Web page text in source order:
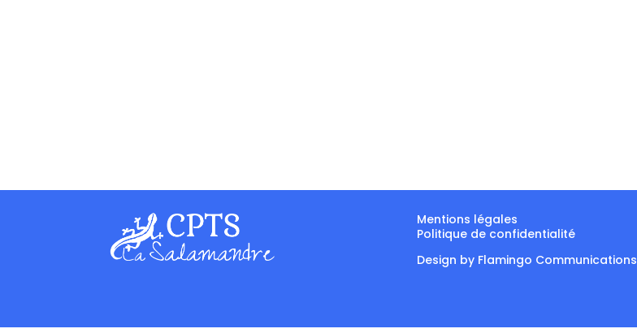
Mentions légales
Politique de confidentialité
Design by Flamingo Communications